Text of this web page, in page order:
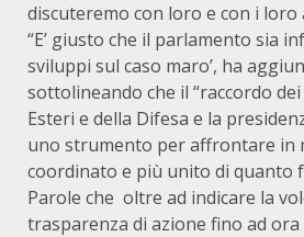
discuteremo con loro e con i loro
“E’ giusto che il parlamento sia
sviluppi sul caso maro’, ha
sottolineando che il “raccordo
Esteri e della Difesa e la
uno strumento per affrontare in
coordinato e più unito di quanto
Parole che oltre ad indicare la
trasparenza di azione fino ad